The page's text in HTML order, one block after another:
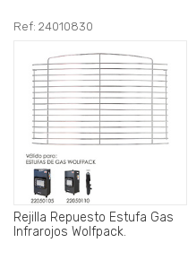
Ref: 24010830
Rejilla Repuesto Estufa Gas
Infrarojos Wolfpack.